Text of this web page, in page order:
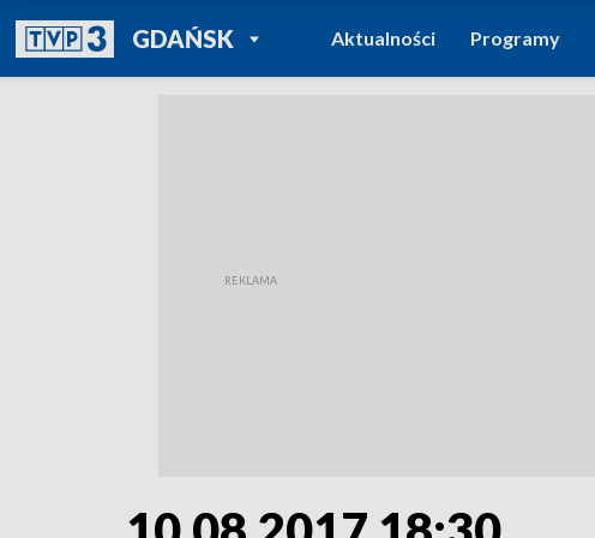
GDAŃSKPOWRÓT DO
TVP REGIONY
Aktualności Programy